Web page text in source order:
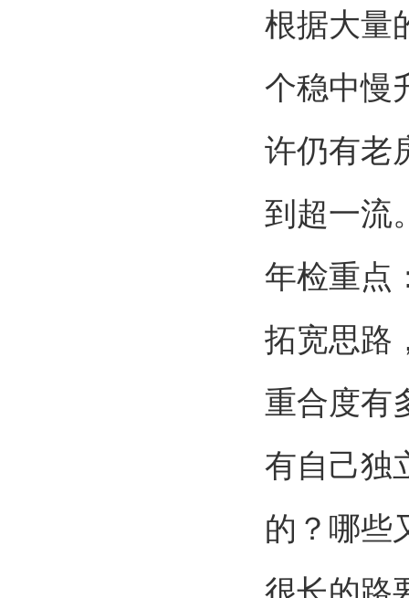
根据大量
个稳中慢
许仍有老
到超一流
年检重点
拓宽思路
重合度有
有自己独
的？哪些